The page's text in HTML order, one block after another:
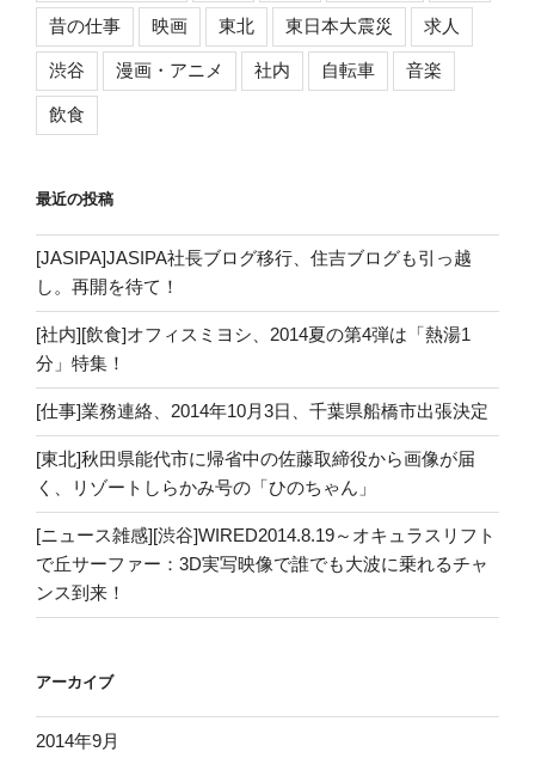
昔の仕事 映画 東北 東日本大震災 求人
渋谷 漫画・アニメ 社内 自転車 音楽
飲食
最近の投稿
[JASIPA]JASIPA社長ブログ移行、住吉ブログも引っ越
し。再開を待て！
[社内][飲食]オフィスミヨシ、2014夏の第4弾は「熱湯1
分」特集！
[仕事]業務連絡、2014年10月3日、千葉県船橋市出張決定
[東北]秋田県能代市に帰省中の佐藤取締役から画像が届
く、リゾートしらかみ号の「ひのちゃん」
[ニュース雑感][渋谷]WIRED2014.8.19～オキュラスリフト
で丘サーファー：3D実写映像で誰でも大波に乗れるチャ
ンス到来！
アーカイブ
2014年9月